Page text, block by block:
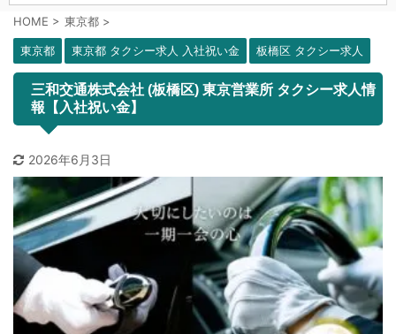
HOME > 東京都 >
東京都 東京都 タクシー求人 入社祝い金 板橋区 タクシー求人
三和交通株式会社 (板橋区) 東京営業所 タクシー求人情
報【入社祝い金】
2026年6月3日